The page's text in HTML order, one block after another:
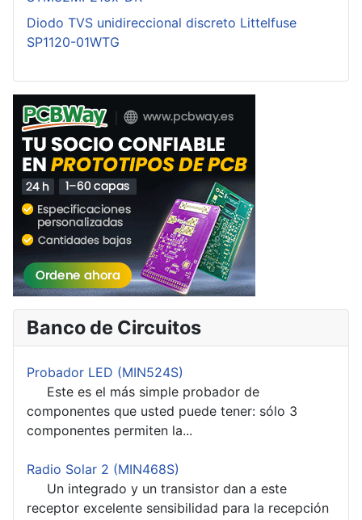
Diodo TVS unidireccional discreto Littelfuse
SP1120-01WTG
Banco de Circuitos
Probador LED (MIN524S)
Este es el más simple probador de
componentes que usted puede tener: sólo 3
componentes permiten la...
Radio Solar 2 (MIN468S)
Un integrado y un transistor dan a este
receptor excelente sensibilidad para la recepción